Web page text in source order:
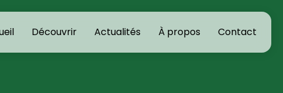
Découvrir Actualités À propos Contact